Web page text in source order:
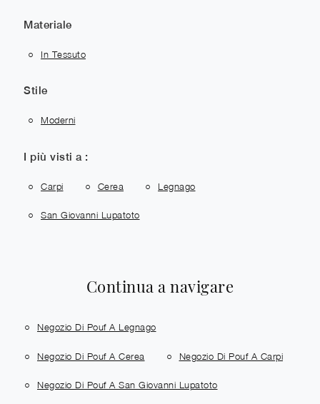
Materiale
In Tessuto
Stile
Moderni
I più visti a :
Carpi Cerea Legnago
San Giovanni Lupatoto
Continua a navigare
Negozio Di Pouf A Legnago
Negozio Di Pouf A Cerea Negozio Di Pouf A Carpi
Negozio Di Pouf A San Giovanni Lupatoto